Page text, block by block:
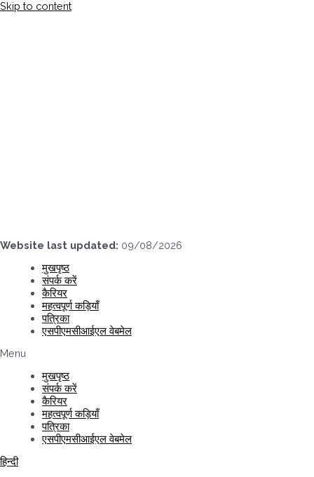
Skip to content
Website last updated: 09/08/2026
मुखपृष्ठ
संपर्क करें
कैरियर
महत्वपूर्ण कड़ियाँ
पत्रिका
एसपीएमसीआईएल वेबमेल
Menu
मुखपृष्ठ
संपर्क करें
कैरियर
महत्वपूर्ण कड़ियाँ
पत्रिका
एसपीएमसीआईएल वेबमेल
हिन्दी